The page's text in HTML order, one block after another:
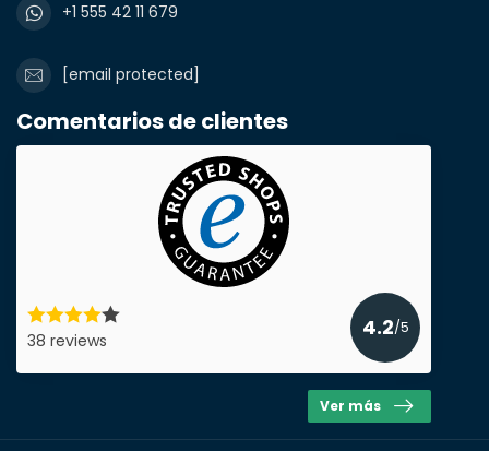
+1 555 42 11 679
[email protected]
Comentarios de clientes
38 reviews
4.2/5
Ver más